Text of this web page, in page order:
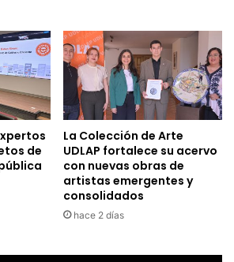
de
La Colección de Arte
UDLAP fortalece su acervo
con nuevas obras de
artistas emergentes y
consolidados
hace 2 días